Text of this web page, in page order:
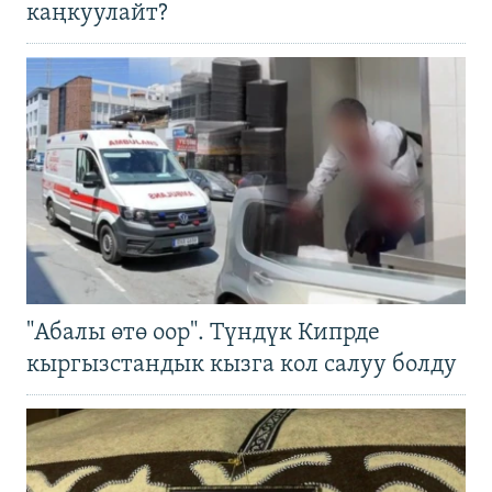
каңкуулайт?
"Абалы өтө оор". Түндүк Кипрде
кыргызстандык кызга кол салуу болду